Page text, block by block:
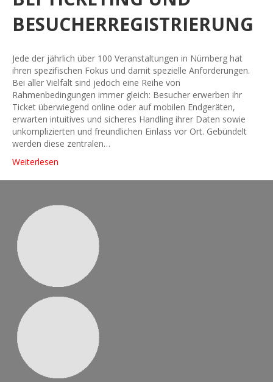
BESUCHERREGISTRIERUNG
Jede der jährlich über 100 Veranstaltungen in Nürnberg hat
ihren spezifischen Fokus und damit spezielle Anforderungen.
Bei aller Vielfalt sind jedoch eine Reihe von
Rahmenbedingungen immer gleich: Besucher erwerben ihr
Ticket überwiegend online oder auf mobilen Endgeräten,
erwarten intuitives und sicheres Handling ihrer Daten sowie
unkomplizierten und freundlichen Einlass vor Ort. Gebündelt
werden diese zentralen…
Weiterlesen